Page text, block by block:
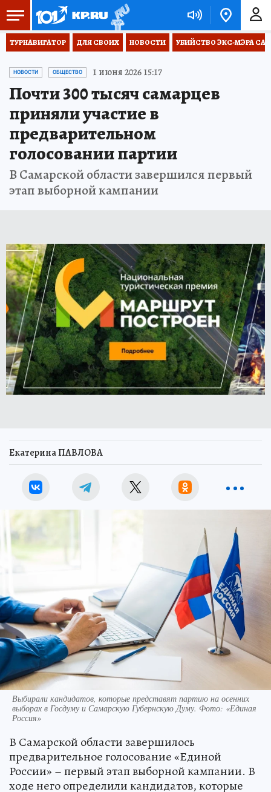
ТУРНАВИГАТОР ДЛЯ СВОИХ НОВОСТИ УБИЙСТВО ЭКС-МЭРА
НОВОСТИ ОБЩЕСТВО 1 июня 2026 15:17
Почти 300 тысяч самарцев
приняли участие в
предварительном
голосовании партии
В Самарской области завершился первый
этап выборной кампании
Екатерина ПАВЛОВА
Выбирали кандидатов, которые представят партию на осенних
выборах в Госдуму и Самарскую Губернскую Думу. Фото: «Единая
Россия»
В Самарской области завершилось
предварительное голосование «Единой
России» – первый этап выборной кампании. В
ходе него определили кандидатов, которые